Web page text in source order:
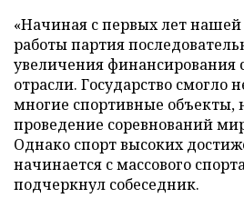
«Начиная с первых лет
работы партия
увеличения финансирования
отрасли. Государство смогло
многие спортивные объекты,
проведение соревнований
Однако спорт высоких
начинается с массового
подчеркнул собеседник.